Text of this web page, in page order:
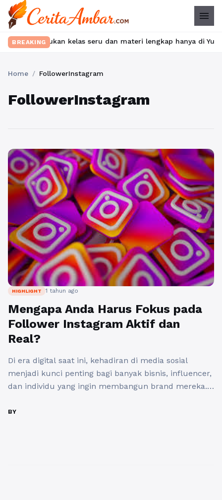
menu
BREAKING
Temukan kelas seru dan materi lengkap hanya di
Home / FollowerInstagram
FollowerInstagram
HIGHLIGHT 1 tahun ago
Mengapa Anda Harus Fokus pada
Follower Instagram Aktif dan
Real?
Di era digital saat ini, kehadiran di media sosial
menjadi kunci penting bagi banyak bisnis, influencer,
dan individu yang ingin membangun brand mereka.
terpopuler, menawarkan peluang yang luas bagi
BY